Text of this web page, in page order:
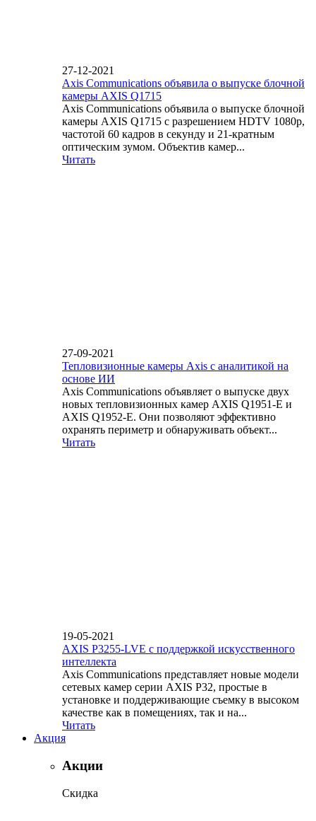
27-12-2021
Axis Communications объявила о выпуске блочной
камеры AXIS Q1715
Axis Communications объявила о выпуске блочной
камеры AXIS Q1715 с разрешением HDTV 1080p,
частотой 60 кадров в секунду и 21-кратным
оптическим зумом. Объектив камер...
Читать
27-09-2021
Тепловизионные камеры Axis с аналитикой на
основе ИИ
Axis Communications объявляет о выпуске двух
новых тепловизионных камер AXIS Q1951-E и
AXIS Q1952-E. Они позволяют эффективно
охранять периметр и обнаруживать объект...
Читать
19-05-2021
AXIS P3255-LVE с поддержкой искусственного
интеллекта
Axis Communications представляет новые модели
сетевых камер серии AXIS P32, простые в
установке и поддерживающие съемку в высоком
качестве как в помещениях, так и на...
Читать
Акция
Акции
Скидка